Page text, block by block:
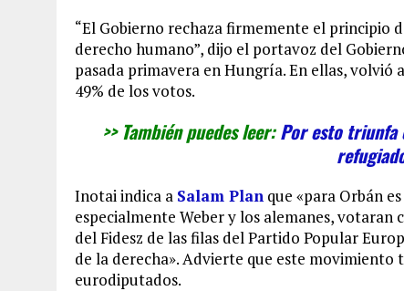
“El Gobierno rechaza firmemente el principio
derecho humano”, dijo el portavoz del
pasada primavera en Hungría. En ellas,
49% de los votos.
>> También puedes leer:Por esto triunfa
Inotai indica a Salam Plan que «para Orbán
especialmente Weber y los alemanes,
del Fidesz de las filas del Partido Popular
de la derecha». Advierte que este movimiento
eurodiputados.